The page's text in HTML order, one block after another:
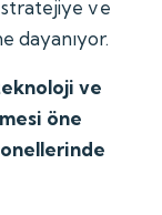
ve
dayanıyor.
ve
öne